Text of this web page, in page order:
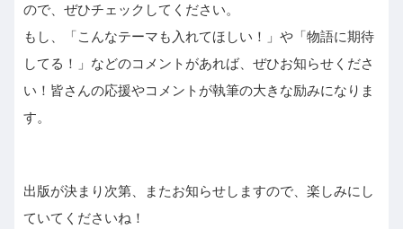
ので、ぜひチェックしてください。
もし、「こんなテーマも入れてほしい！」や「物語に期待
してる！」などのコメントがあれば、ぜひお知らせくださ
い！皆さんの応援やコメントが執筆の大きな励みになりま
す。
出版が決まり次第、またお知らせしますので、楽しみにし
ていてくださいね！